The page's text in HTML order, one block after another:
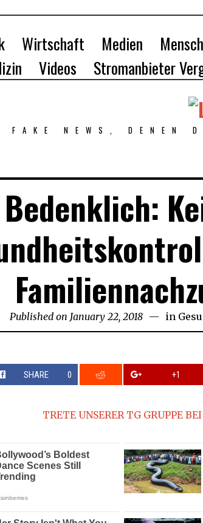
Wirtschaft Medien
Videos Stromanbieter
FAKE NEWS, DENEN
Bedenklich:
Published on January 22, 2018January
22,
in
SHARE 0 +1
TRETE UNSERER TG GRUPPE BEI